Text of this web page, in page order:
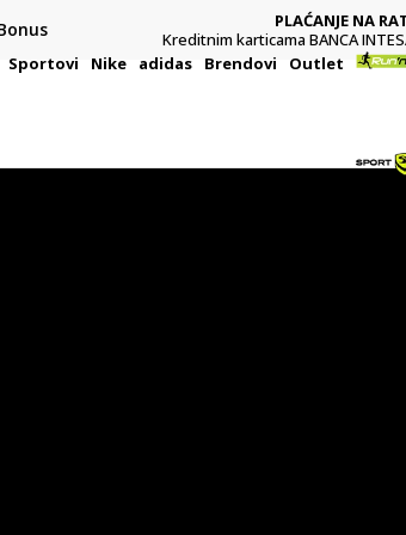
na 9 rata
POZOVITE NAS
011 422 1422
Sportovi Nike adidas Brendovi Outlet